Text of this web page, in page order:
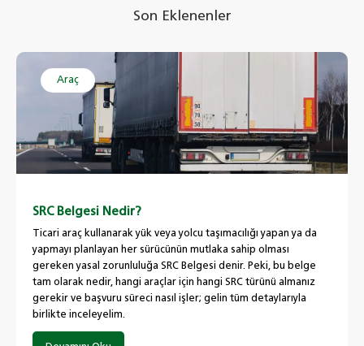
Son Eklenenler
Araç
SRC Belgesi Nedir?
Ticari araç kullanarak yük veya yolcu taşımacılığı yapan ya da
yapmayı planlayan her sürücünün mutlaka sahip olması
gereken yasal zorunluluğa SRC Belgesi denir. Peki, bu belge
tam olarak nedir, hangi araçlar için hangi SRC türünü almanız
gerekir ve başvuru süreci nasıl işler; gelin tüm detaylarıyla
birlikte inceleyelim.